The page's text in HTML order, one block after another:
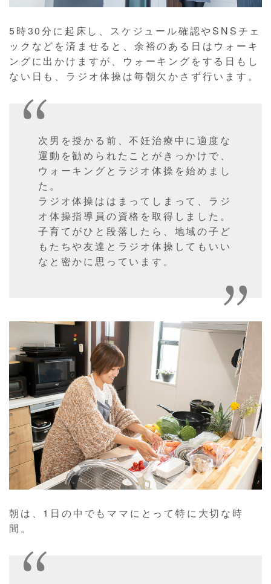
5時30分に起床し、スケジュール確認やSNSチェ
ックなどを済ませると、余裕のある日はウォーキ
ングに出かけますが、ウォーキングをする日もし
ない日も、ラジオ体操は毎朝欠かさず行います。
次男を授かる前、不妊治療中に適度な
運動を勧められたことがきっかけで、
ウォーキングとラジオ体操を始めまし
た。
ラジオ体操ははまってしまって、ラジ
オ体操指導員の資格を取得しました。
子育てがひと段落したら、地域の子ど
もたちや友達とラジオ体操してもいい
なと密かに思っています。
朝は、1日の中でもママにとって特に大切な時
間。